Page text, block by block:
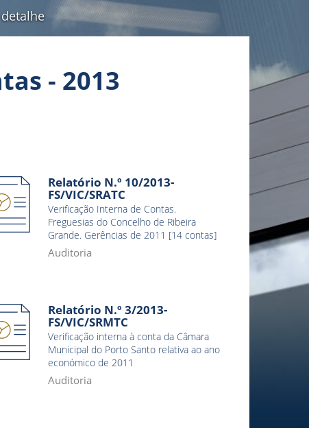
- 2013
Relatório N.º 10/2013-
FS/VIC/SRATC
Verificação Interna de Contas.
Freguesias do Concelho de Ribeira
Grande. Gerências de 2011 [14 contas]
Auditoria
Relatório N.º 3/2013-
FS/VIC/SRMTC
Verificação interna à conta da Câmara
Municipal do Porto Santo relativa ao ano
económico de 2011
Auditoria